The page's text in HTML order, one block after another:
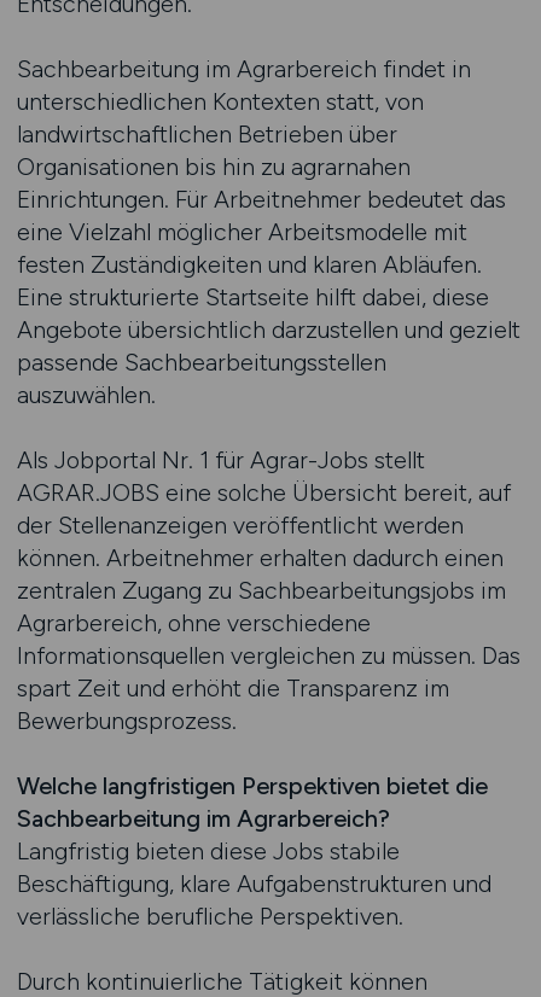
Sachbearbeitung im Agrarbereich findet in
unterschiedlichen Kontexten statt, von
landwirtschaftlichen Betrieben über
Organisationen bis hin zu agrarnahen
Einrichtungen. Für Arbeitnehmer bedeutet das
eine Vielzahl möglicher Arbeitsmodelle mit
festen Zuständigkeiten und klaren Abläufen.
Eine strukturierte Startseite hilft dabei, diese
Angebote übersichtlich darzustellen und gezielt
passende Sachbearbeitungsstellen
auszuwählen.
Als Jobportal Nr. 1 für Agrar-Jobs stellt
AGRAR.JOBS eine solche Übersicht bereit, auf
der Stellenanzeigen veröffentlicht werden
können. Arbeitnehmer erhalten dadurch einen
zentralen Zugang zu Sachbearbeitungsjobs im
Agrarbereich, ohne verschiedene
Informationsquellen vergleichen zu müssen. Das
spart Zeit und erhöht die Transparenz im
Bewerbungsprozess.
Welche langfristigen Perspektiven bietet die
Sachbearbeitung im Agrarbereich?
Langfristig bieten diese Jobs stabile
Beschäftigung, klare Aufgabenstrukturen und
verlässliche berufliche Perspektiven.
Durch kontinuierliche Tätigkeit können